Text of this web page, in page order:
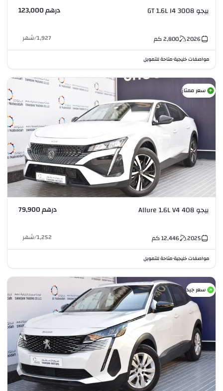
بيجو 3008 GT 1.6L I4 درهم 123,000
2026
2,800كم 1,927
/شهر
مواصفات خليجية•متاحة للتمويل
سعر ممتاز
بيجو 408 Allure 1.6L V4 درهم 79,900
2025
12,446كم 1,252
/شهر
مواصفات خليجية•متاحة للتمويل
سعر جيد